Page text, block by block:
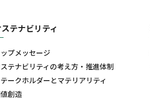
テナビリティ
ップメッセージ
テナビリティの考え方・推進体制
ークホルダーとマテリアリティ
創造